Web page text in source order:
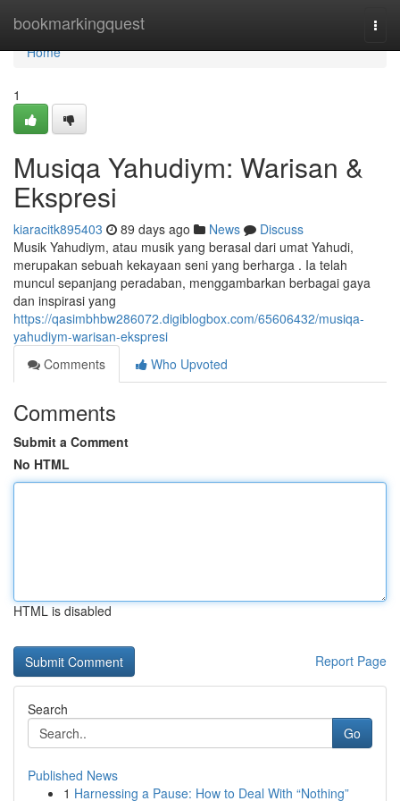
bookmarkingquest
Home
Home
1
Musiqa Yahudiym: Warisan &
Ekspresi
kiaracitk895403 89 days ago News
Discuss
Musik Yahudiym, atau musik yang berasal dari umat Yahudi,
merupakan sebuah kekayaan seni yang berharga . Ia telah
muncul sepanjang peradaban, menggambarkan berbagai gaya
dan inspirasi yang
https://qasimbhbw286072.digiblogbox.com/65606432/musiqa-
yahudiym-warisan-ekspresi
Comments
Who Upvoted
Comments
Submit a Comment
No HTML
HTML is disabled
Report Page
Search
Go
Published News
1 Harnessing a Pause: How to Deal With “Nothing”